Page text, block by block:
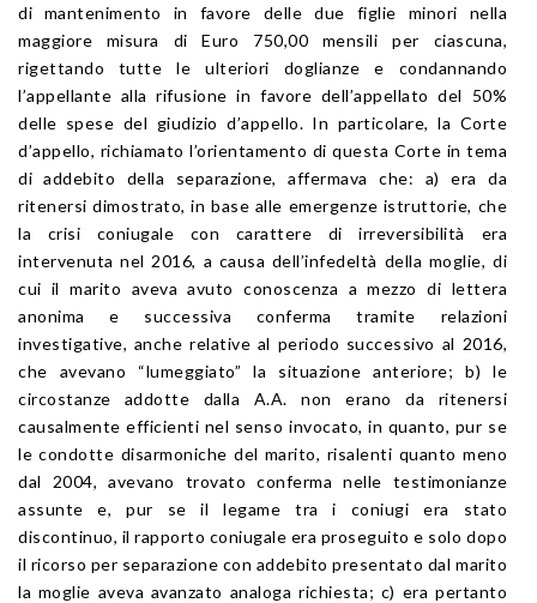
di mantenimento in favore delle due figlie minori nella
maggiore misura di Euro 750,00 mensili per ciascuna,
rigettando tutte le ulteriori doglianze e condannando
l’appellante alla rifusione in favore dell’appellato del 50%
delle spese del giudizio d’appello. In particolare, la Corte
d’appello, richiamato l’orientamento di questa Corte in tema
di addebito della separazione, affermava che: a) era da
ritenersi dimostrato, in base alle emergenze istruttorie, che
la crisi coniugale con carattere di irreversibilità era
intervenuta nel 2016, a causa dell’infedeltà della moglie, di
cui il marito aveva avuto conoscenza a mezzo di lettera
anonima e successiva conferma tramite relazioni
investigative, anche relative al periodo successivo al 2016,
che avevano “lumeggiato” la situazione anteriore; b) le
circostanze addotte dalla A.A. non erano da ritenersi
causalmente efficienti nel senso invocato, in quanto, pur se
le condotte disarmoniche del marito, risalenti quanto meno
dal 2004, avevano trovato conferma nelle testimonianze
assunte e, pur se il legame tra i coniugi era stato
discontinuo, il rapporto coniugale era proseguito e solo dopo
il ricorso per separazione con addebito presentato dal marito
la moglie aveva avanzato analoga richiesta; c) era pertanto